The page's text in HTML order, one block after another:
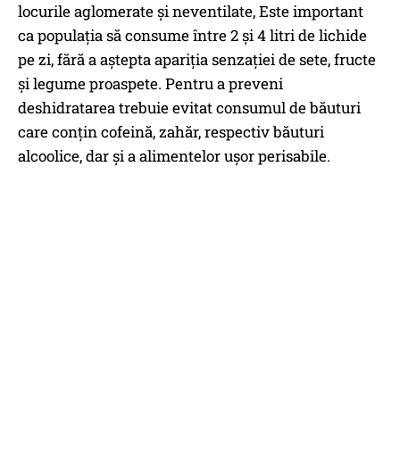
locurile aglomerate și neventilate, Este important
ca populația să consume între 2 și 4 litri de lichide
pe zi, fără a aștepta apariția senzației de sete, fructe
și legume proaspete. Pentru a preveni
deshidratarea trebuie evitat consumul de băuturi
care conțin cofeină, zahăr, respectiv băuturi
alcoolice, dar și a alimentelor ușor perisabile.